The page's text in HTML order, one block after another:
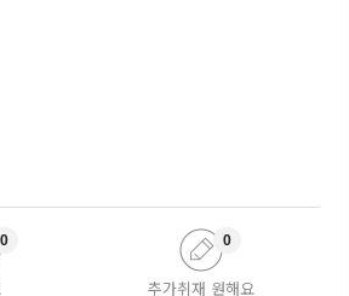
0
추가취재 원해요
0